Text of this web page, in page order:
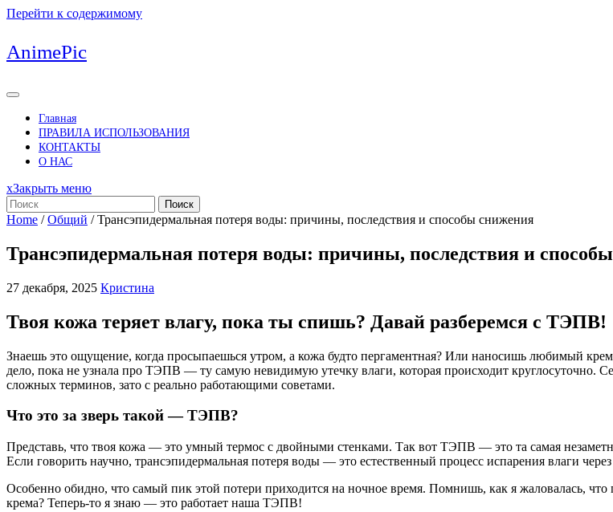
Перейти к содержимому
AnimePic
Главная
ПРАВИЛА ИСПОЛЬЗОВАНИЯ
КОНТАКТЫ
О НАС
xЗакрыть меню
Поиск
Home /Общий /Трансэпидермальная потеря воды: причины, последствия и способы снижения
Трансэпидермальная потеря воды: причины, последствия и
27 декабря, 2025 Кристина
Твоя кожа теряет влагу, пока ты спишь? Давай разберемся с ТЭПВ!
Знаешь это ощущение, когда просыпаешься утром, а кожа будто пергаментная? Или наносишь любимый
дело, пока не узнала про ТЭПВ — ту самую невидимую утечку влаги, которая происходит круглосуточно.
сложных терминов, зато с реально работающими советами.
Что это за зверь такой — ТЭПВ?
Представь, что твоя кожа — это умный термос с двойными стенками. Так вот ТЭПВ — это та самая
Если говорить научно, трансэпидермальная потеря воды — это естественный процесс испарения влаги
Особенно обидно, что самый пик этой потери приходится на ночное время. Помнишь, как я жаловалась,
крема? Теперь-то я знаю — это работает наша ТЭПВ!